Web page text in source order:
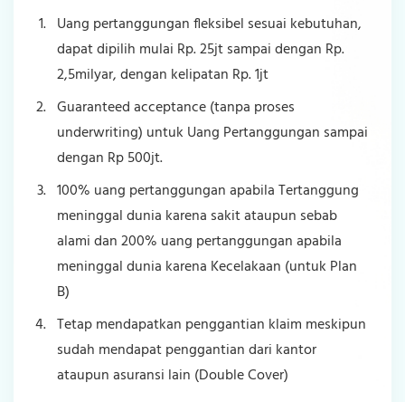
Uang pertanggungan fleksibel sesuai kebutuhan,
dapat dipilih mulai Rp. 25jt sampai dengan Rp.
2,5milyar, dengan kelipatan Rp. 1jt
Guaranteed acceptance (tanpa proses
underwriting) untuk Uang Pertanggungan sampai
dengan Rp 500jt.
100% uang pertanggungan apabila Tertanggung
meninggal dunia karena sakit ataupun sebab
alami dan 200% uang pertanggungan apabila
meninggal dunia karena Kecelakaan (untuk Plan
B)
Tetap mendapatkan penggantian klaim meskipun
sudah mendapat penggantian dari kantor
ataupun asuransi lain (Double Cover)